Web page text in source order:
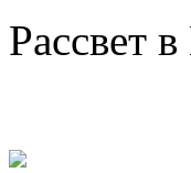
Рассвет